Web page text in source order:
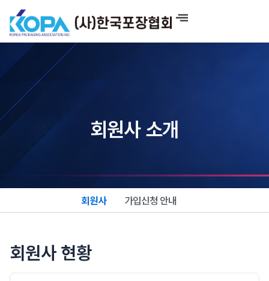
너
회원사 소개
회원사 가입신청 안내
회원사 현황